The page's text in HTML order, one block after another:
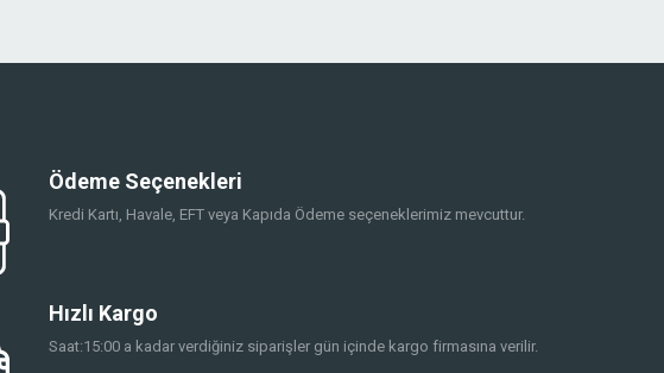
Ödeme Seçenekleri
Kredi Kartı, Havale, EFT veya Kapıda Ödeme seçeneklerimiz mevcuttur.
Hızlı Kargo
Saat:15:00 a kadar verdiğiniz siparişler gün içinde kargo firmasına verilir.